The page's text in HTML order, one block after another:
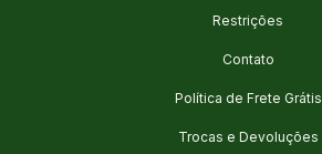
Restrições
Contato
Política de Frete Grátis
Trocas e Devoluções